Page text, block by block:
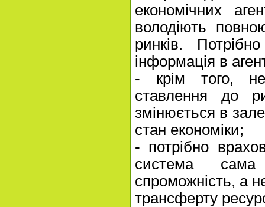
економічних
володіють
ринків.
інформація в
- крім того,
ставлення до
змінюється в
стан економіки;
- потрібно
система сама
спроможність, а
трансферту